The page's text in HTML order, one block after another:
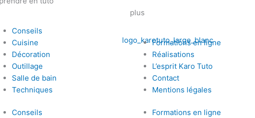
Conseils
Cuisine
Décoration
Outillage
Salle de bain
Techniques
Conseils
plus
Formations en ligne
Réalisations
L’esprit Karo Tuto
Contact
Mentions légales
Formations en ligne